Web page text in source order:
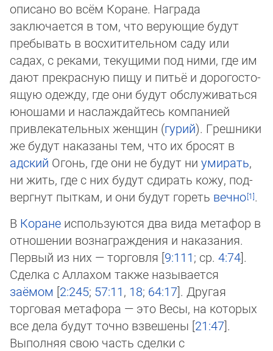
описано во всём Коране. Награда
заключается в том, что верующие будут
пре­бы­вать в восхитительном саду или
садах, с реками, текущими под ними, где им
дают прекрасную пищу и питьё и дорого­сто­
ящую одежду, где они будут обслуживаться
юношами и наслаждайтесь компанией
привлекательных женщин (гурий). Греш­ни­ки
же будут наказаны тем, что их бросят в
адский Огонь, где они не будут ни умирать,
ни жить, где с них будут сди­рать ко­жу, под­
верг­нут пыткам, и они будут гореть вечно .
В Коране используются два вида метафор в
отношении вознаграждения и наказания.
Первый из них — торговля [9:111; ср. 4:74].
Сделка с Аллахом также называется
заёмом [2:245; 57:11, 18; 64:17]. Другая
торговая метафора — это Весы, на которых
все дела будут точно взвешены [21:47].
Выполняя свою часть сделки с